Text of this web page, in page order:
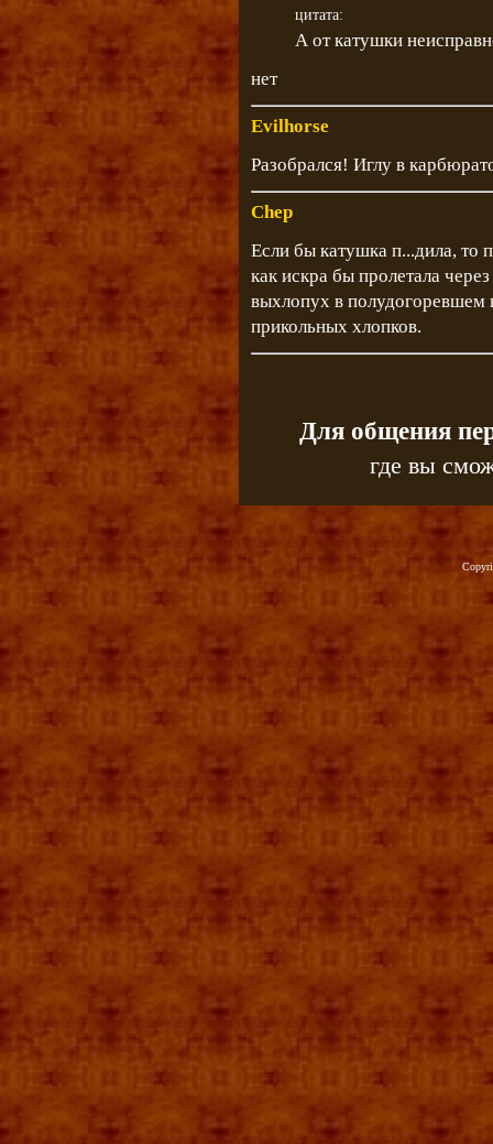
цитата:
А от катушки
нет
Evilhorse
Разобрался! Иглу в
Chep
Если бы катушка п...дила, то
как искра бы пролетала
выхлопух в полудогоревшем
прикольных хлопков.
Для общения
где вы